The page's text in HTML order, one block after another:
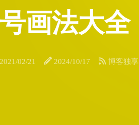
画法大全
2021/02/21 2024/10/17 博客独享